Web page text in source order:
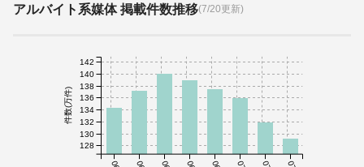
アルバイト系媒体 掲載件数推移(7/20更新)
件数(万件)
128
130
132
134
136
138
140
142